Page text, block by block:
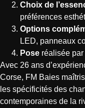
Choix de
préférences
Options
LED, panneaux
Pose réalisée
Avec 26 ans
Corse, FM Baies
les spécificités des
contemporaines de la